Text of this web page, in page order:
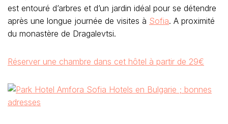
est entouré d’arbres et d’un jardin idéal pour se détendre
après une longue journée de visites à Sofia. A proximité
du monastère de Dragalevtsi.
Réserver une chambre dans cet hôtel à partir de 29€